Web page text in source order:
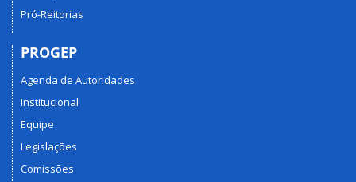
Pró-Reitorias
PROGEP
Agenda de Autoridades
Institucional
Equipe
Legislações
Comissões